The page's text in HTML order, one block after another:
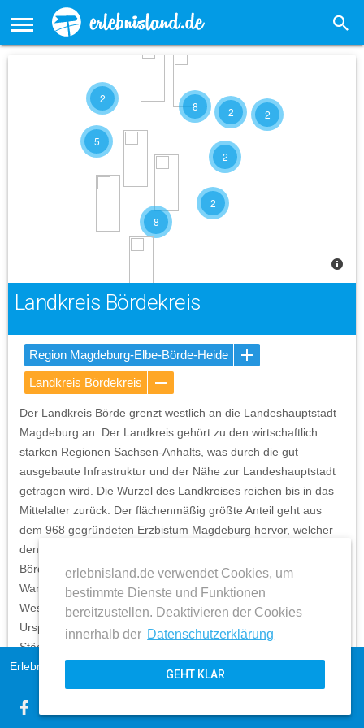
erlebnisland.de verwendet Cookies, um
bestimmte Dienste und Funktionen
bereitzustellen. Deaktivieren der Cookies
innerhalb der Datenschutzerklärung
GEHT KLAR
8
2
2
2
2
5
2
8
Landkreis Bördekreis
Region Magdeburg-Elbe-Börde-Heide
Landkreis Bördekreis
Der Landkreis Börde grenzt westlich an die Landeshauptstadt
Magdeburg an. Der Landkreis gehört zu den wirtschaftlich
starken Regionen Sachsen-Anhalts, was durch die gut
ausgebaute Infrastruktur und der Nähe zur Landeshauptstadt
getragen wird. Die Wurzel des Landkreises reichen bis in das
Mittelalter zurück. Der flächenmäßig größte Anteil geht aus
dem 968 gegründeten Erzbistum Magdeburg hervor, welcher
den östlichen und nördlichen Teil des heutigen Landkreises
Börde abdeckte. Zum Erzbistum gehörten auch die Städte
Wanzleben, Wolmirstedt, Haldensleben, sowie Oebisfelde im
Westen. Der südliche Teil des Landkreises besitzt seinen
Ursprung im Bistum Halberstadt, unter anderem mit den
Städten Gröningen, Oschersleben und Weferlingen. Der
Landkreis Börde bietet Touristen eine Vielzahl an
Freizeitmöglichkeiten und Sehenswürdigkeiten. So findet
beispielsweise jährlich das Rennen der DTM im Motorpark
Erlebnisland Sachsen-Anhalt
AGB